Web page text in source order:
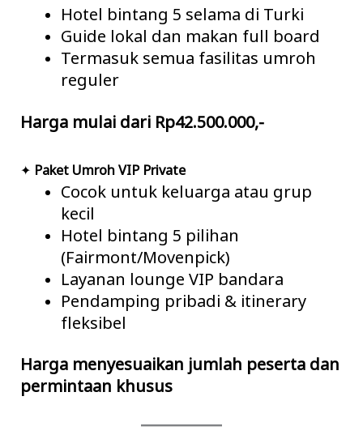
Hotel bintang 5 selama di Turki
Guide lokal dan makan full board
Termasuk semua fasilitas umroh
reguler
Harga mulai dari Rp42.500.000,-
✦ Paket Umroh VIP Private
Cocok untuk keluarga atau grup
kecil
Hotel bintang 5 pilihan
(Fairmont/Movenpick)
Layanan lounge VIP bandara
Pendamping pribadi & itinerary
fleksibel
Harga menyesuaikan jumlah peserta dan
permintaan khusus